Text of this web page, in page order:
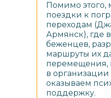
Помимо этого,
поездки к
переходам
Армянск), где
беженцев,
маршруты их
перемещения,
в организации
оказываем
поддержку.